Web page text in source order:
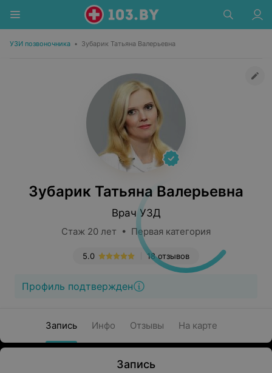
УЗИ позвоночника • Зубарик Татьяна Валерьевна
Зубарик Татьяна Валерьевна
Врач УЗД
Стаж 20 лет • Первая категория
18 отзывов
5.0
Профиль подтвержден
Запись Инфо Отзывы На карте
Запись